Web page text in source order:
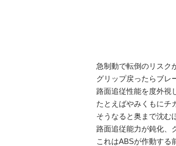
急制動で転倒のリスク
グリップ戻ったらブ
路面追従性能を度外視
たとえばやみくもにチ
そうなると奥まで沈む
路面追従能力が鈍化、
これはABSが作動する